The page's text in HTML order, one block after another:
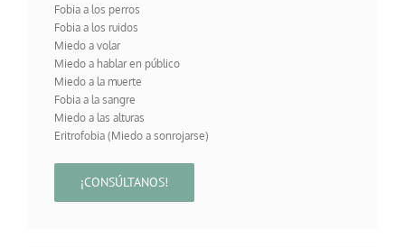
Fobia a los perros
Fobia a los ruidos
Miedo a volar
Miedo a hablar en público
Miedo a la muerte
Fobia a la sangre
Miedo a las alturas
Eritrofobia (Miedo a sonrojarse)
¡CONSÚLTANOS!